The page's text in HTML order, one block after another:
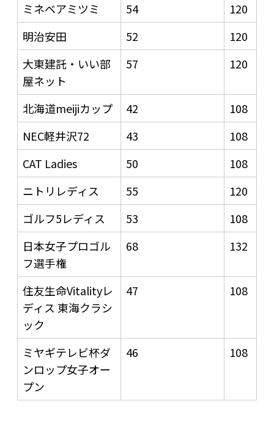
ミネベアミツミ
54
120
明治安田
52
120
大東建託・いい部
屋ネット
57 120
北海道meijiカップ 42
108
NEC軽井沢72
43
108
CAT Ladies
50
108
ニトリレディス
55
120
ゴルフ5レディス
53
108
日本女子プロゴル
フ選手権
68 132
住友生命Vitalityレ
ディス 東海クラシ
ック
47 108
ミヤギテレビ杯ダ
ンロップ女子オー
プン
46 108